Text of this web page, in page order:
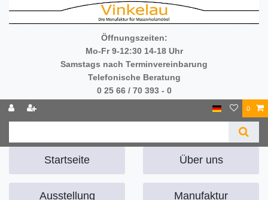
Öffnungszeiten:
Mo-Fr 9-12:30 14-18 Uhr
Samstags nach Terminvereinbarung
Telefonische Beratung
0 25 66 / 70 393 - 0
0
Startseite Über uns
Ausstellung Manufaktur